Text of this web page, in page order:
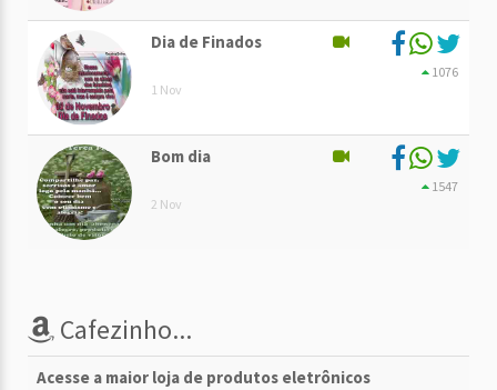
Dia de Finados
1 Nov
1076
Bom dia
2 Nov
1547
Cafezinho...
Acesse a maior loja de produtos eletrônicos